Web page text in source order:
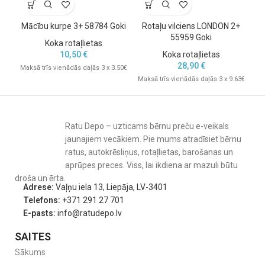
Mācību kurpe 3+ 58784 Goki
Koka rotaļlietas
10,50€
Maksā trīs vienādās daļās 3 x 3.50€
Rotaļu vilciens LONDON 2+
55959 Goki
Koka rotaļlietas
28,90€
Maksā trīs vienādās daļās 3 x 9.63€
Ratu Depo – uzticams bērnu preču e-veikals
jaunajiem vecākiem. Pie mums atradīsiet bērnu
ratus, autokrēsliņus, rotaļlietas, barošanas un
aprūpes preces. Viss, lai ikdiena ar mazuli būtu
droša un ērta.
Adrese: Vaļņu iela 13, Liepāja, LV-3401
Telefons: +371 291 27 701
E-pasts: info@ratudepo.lv
SAITES
Sākums